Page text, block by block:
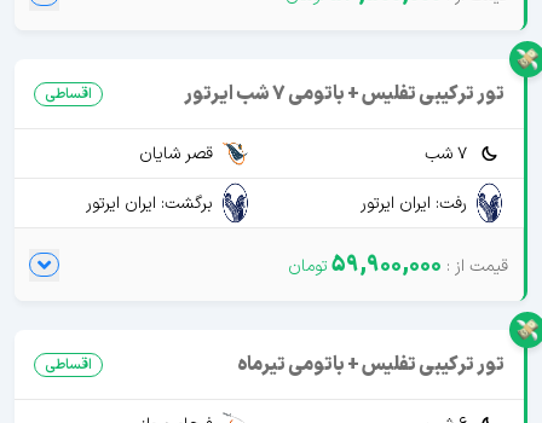
تور ترکیبی تفلیس + باتومی 7 شب ایرتور اقساطی
7 شب
قصر شایان
رفت: ایران ایرتور
برگشت: ایران ایرتور
59,900,000
تور ترکیبی تفلیس + باتومی تیرماه اقساطی